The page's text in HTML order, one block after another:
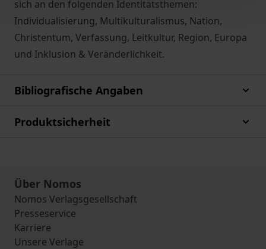
sich an den folgenden Identitätsthemen:
Individualisierung, Multikulturalismus, Nation,
Christentum, Verfassung, Leitkultur, Region, Europa
und Inklusion & Veränderlichkeit.
Bibliografische Angaben
Produktsicherheit
Über Nomos
Nomos Verlagsgesellschaft
Presseservice
Karriere
Unsere Verlage